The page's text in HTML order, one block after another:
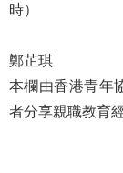
時）
鄭芷琪
本欄由香港青年
者分享親職教育